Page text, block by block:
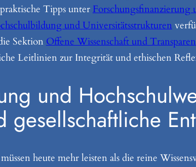
Tipps unter
und Universitätsstrukturen
Sektion Offene Wissenschaft und
Leitlinien zur Integrität und ethischen
und
gesellschaftliche
heute mehr leisten als die reine